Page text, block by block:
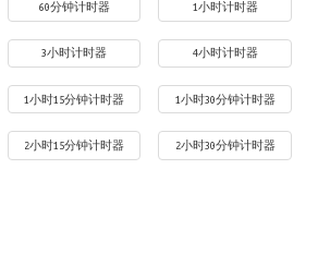
60分钟计时器 1小时计时器
3小时计时器 4小时计时器
1小时15分钟计时器 1小时30分钟计时器
2小时15分钟计时器 2小时30分钟计时器